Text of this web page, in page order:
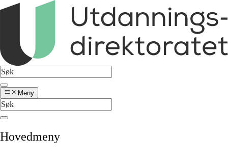
Meny
Hovedmeny